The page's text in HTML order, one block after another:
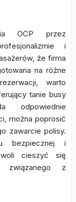
OCP przez
i
że firma
na różne
warto
tanie busy
odpowiednie
można poprosić
zawarcie polisy.
bezpiecznej i
cieszyć się
związanego z